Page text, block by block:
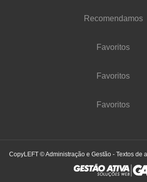
Recomendamos
Favoritos
Favoritos
Favoritos
CopyLEFT © Administração e Gestão - Textos de